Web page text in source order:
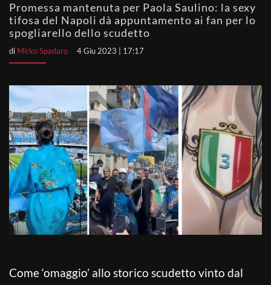
Promessa mantenuta per Paola Saulino: la sexy
tifosa del Napoli dà appuntamento ai fan per lo
spogliarello dello scudetto
di Mirko Spadaro 4 Giu 2023 | 17:17
Come ‘omaggio’ allo storico scudetto vinto dal